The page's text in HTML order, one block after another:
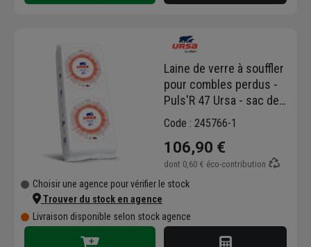
Laine de verre à souffler
pour combles perdus -
Puls'R 47 Ursa - sac de
16,6 KG
Code : 245766-1
106,90 €
dont 0,60 € éco-contribution
Choisir une agence pour vérifier le stock
Trouver du stock en agence
Livraison disponible selon stock agence